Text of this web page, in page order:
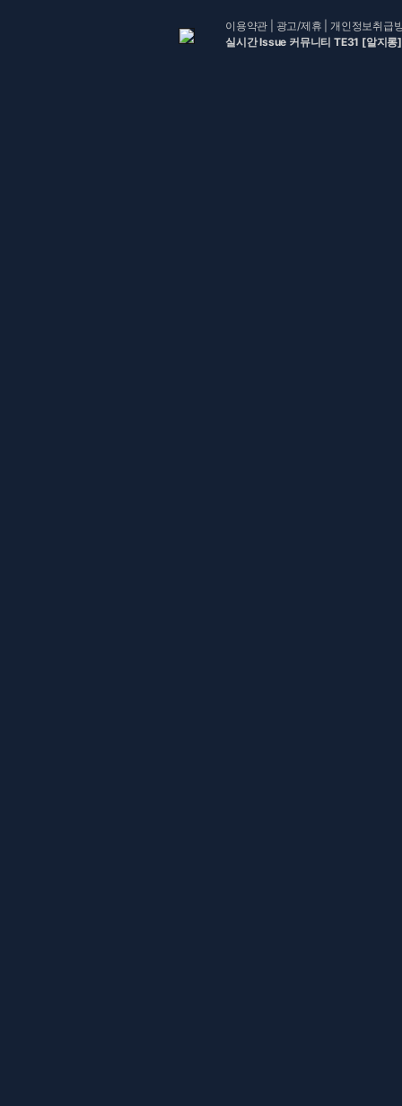
이용약관 광고/제휴 |개인정보취급
실시간 Issue 커뮤니티 TE31 [알지